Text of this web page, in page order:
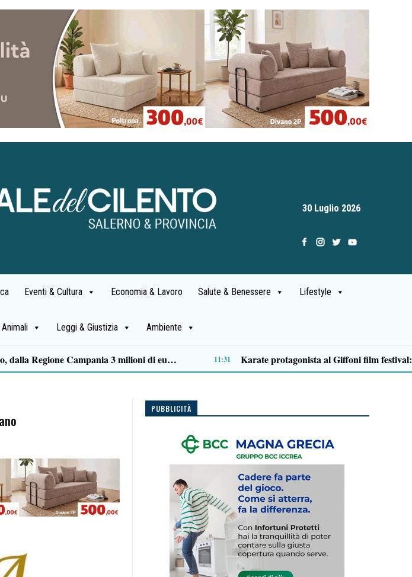
30 Luglio 2026
Eventi & Cultura Economia & Lavoro Salute & Benessere Lifestyle
Animali Leggi & Giustizia Ambiente
09:05
PUBBLICITÀ